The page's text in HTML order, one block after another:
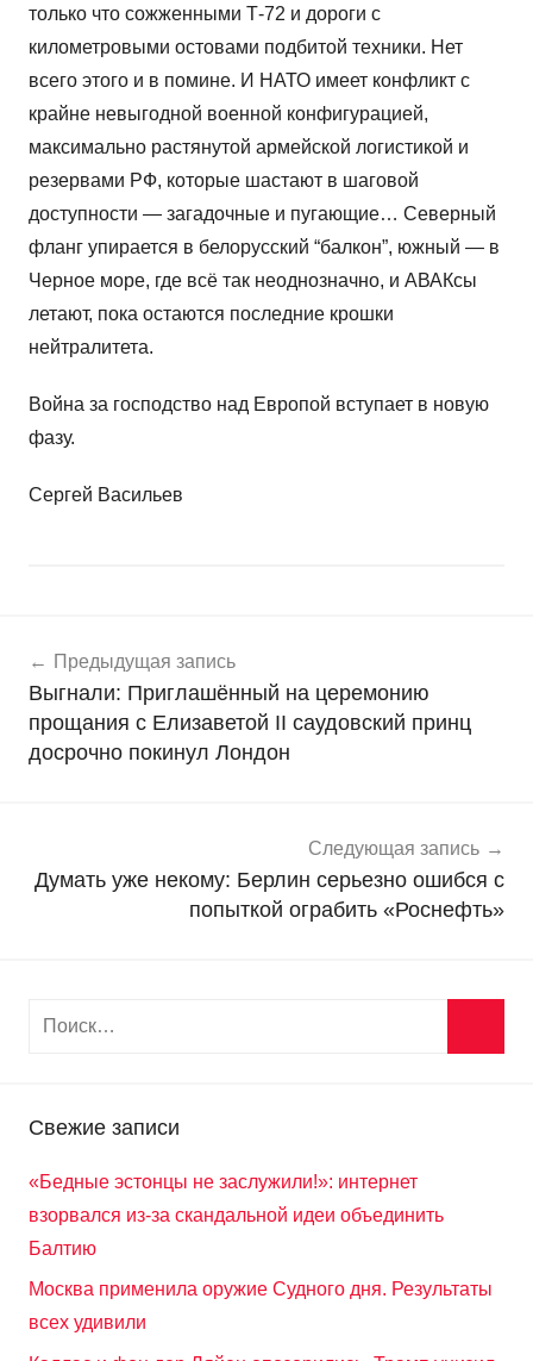
только что сожженными Т-72 и дороги с
километровыми остовами подбитой техники. Нет
всего этого и в помине. И НАТО имеет конфликт с
крайне невыгодной военной конфигурацией,
максимально растянутой армейской логистикой и
резервами РФ, которые шастают в шаговой
доступности — загадочные и пугающие… Северный
фланг упирается в белорусский “балкон”, южный — в
Черное море, где всё так неоднозначно, и АВАКсы
летают, пока остаются последние крошки
нейтралитета.
Война за господство над Европой вступает в новую
фазу.
Сергей Васильев
о
в
о
с
по
записям
Предыдущая запись
Выгнали: Приглашённый на церемонию
прощания с Елизаветой II саудовский принц
досрочно покинул Лондон
Следующая запись
Думать уже некому: Берлин серьезно ошибся с
попыткой ограбить «Роснефть»
Свежие записи
«Бедные эстонцы не заслужили!»: интернет
взорвался из-за скандальной идеи объединить
Балтию
Москва применила оружие Судного дня. Результаты
всех удивили